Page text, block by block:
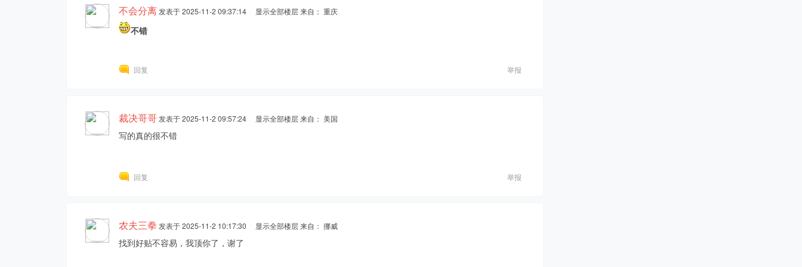
不会分离 发表于 2025-11-2 09:37:14 显示全部楼层来自： 重庆
不错
回复 举报
裁决哥哥 发表于 2025-11-2 09:57:24 显示全部楼层来自： 美国
写的真的很不错
回复 举报
农夫三拳 发表于 2025-11-2 10:17:30 显示全部楼层来自： 挪威
找到好贴不容易，我顶你了，谢了